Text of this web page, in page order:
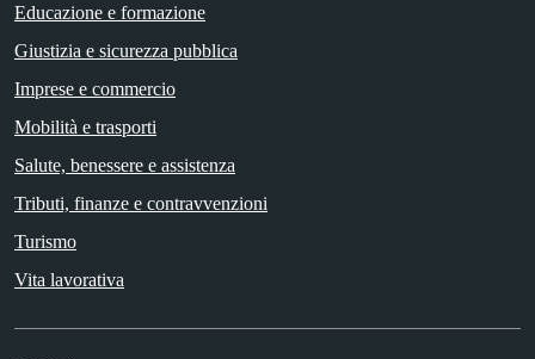
Educazione e formazione
Giustizia e sicurezza pubblica
Imprese e commercio
Mobilità e trasporti
Salute, benessere e assistenza
Tributi, finanze e contravvenzioni
Turismo
Vita lavorativa